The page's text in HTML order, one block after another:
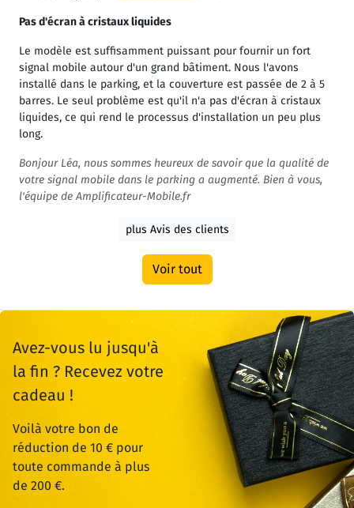
Pas d'écran à cristaux liquides
Le modèle est suffisamment puissant pour fournir un fort
signal mobile autour d'un grand bâtiment. Nous l'avons
installé dans le parking, et la couverture est passée de 2 à 5
barres. Le seul problème est qu'il n'a pas d'écran à cristaux
liquides, ce qui rend le processus d'installation un peu plus
long.
Bonjour Léa, nous sommes heureux de savoir que la qualité de
votre signal mobile dans le parking a augmenté. Bien à vous,
l'équipe de Amplificateur-Mobile.fr
plus Avis des clients
Voir tout
Avez-vous lu jusqu'à
la fin ? Recevez votre
cadeau !
Voilà votre bon de
réduction de 10 € pour
toute commande à plus
de 200 €.